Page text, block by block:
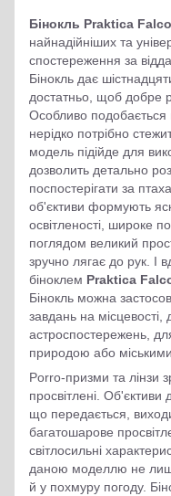
Бінокль Praktica
найнадійніших та
спостереження за
Бінокль дає
достатньо, щоб добре
Особливо
нерідко потрібно
модель підійде для
дозволить детально
поспостерігати за
об'єктиви формують
освітленості, широке
поглядом великий
зручно лягає до рук. І
біноклем Praktica
Бінокль можна
завдань на місцевості,
астроспостережень,
природою або
Porro-призми та лінзи
просвітлені. Об'єктиви
що передається,
багатошарове
світлосильні
даною моделлю не
й у похмуру погоду.